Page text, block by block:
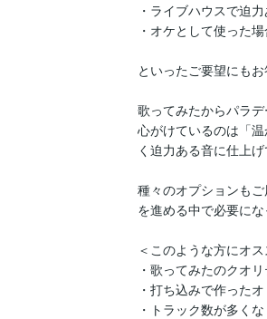
・ライブハウスで迫
・オケとして使った
といったご要望にもお
歌ってみたからパラ
心がけているのは「
く迫力ある音に仕上げ
種々のオプションも
を進める中で必要に
＜このような方にオス
・歌ってみたのクオ
・打ち込みで作った
・トラック数が多く